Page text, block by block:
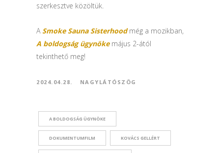
szerkesztve közöltük.
A Smoke Sauna Sisterhoodmég a mozikban,
A boldogság ügynökemájus 2-ától
tekinthető meg!
2024.04.28. NAGYLÁTÓSZÖG
A BOLDOGSÁG ÜGYNÖKE
DOKUMENTUMFILM KOVÁCS GELLÉRT